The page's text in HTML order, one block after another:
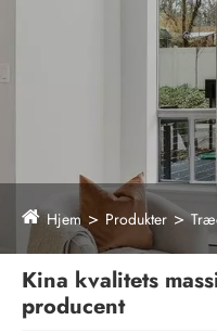
Hjem Produkter
Kina kvalitets
producent